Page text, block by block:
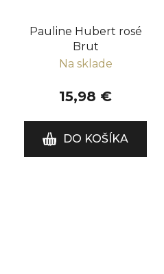
Pauline Hubert rosé
Brut
Na sklade
15,98 €
DO KOŠÍKA